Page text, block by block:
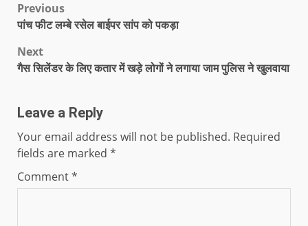
Previous
पांच फीट लम्बे रसेल बाईपर सांप को पकड़ा
Next
गैस सिलेंडर के लिए कतार में खड़े लोगों ने लगाया जाम पुलिस ने खुलवाया
Leave a Reply
Your email address will not be published. Required
fields are marked *
Comment*